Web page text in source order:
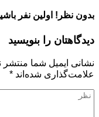
بدون نظر! اولین نفر
دیدگاهتان را بنویسید
نشانی ایمیل شما منتشر
علامت‌گذاری شده‌اند *